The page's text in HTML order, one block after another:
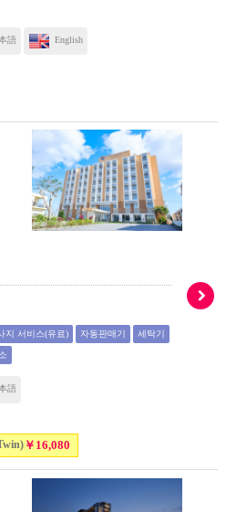
語 English
지 서비스(유료) 자동판매기 세탁기
語
￥16,080